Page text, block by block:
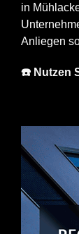
in
Anliegen
☎️ Nutzen